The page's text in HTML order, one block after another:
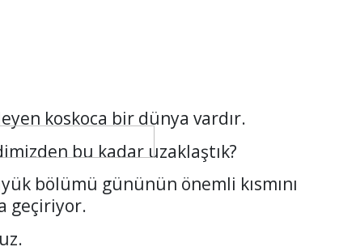
koskoca bir dünya vardır.
bu kadar uzaklaştık?
bölümü gününün önemli kısmını
geçiriyor.